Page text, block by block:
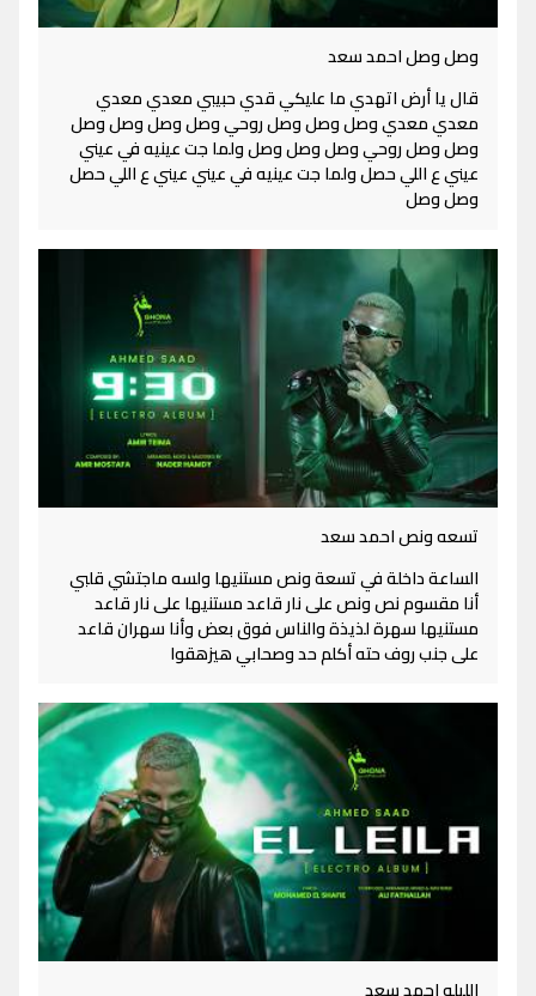
وصل وصل احمد سعد
قال يا أرض اتهدي ما عليكي قدي حبيبي معدي معدي
معدي معدي وصل وصل وصل روحي وصل وصل وصل وصل
وصل وصل روحي وصل وصل وصل ولما جت عينيه في عيني
عيني ع اللي حصل ولما جت عينيه في عيني عيني ع اللي حصل
وصل وصل
تسعه ونص احمد سعد
الساعة داخلة في تسعة ونص مستنيها ولسه ماجتشي قلبي
أنا مقسوم نص ونص على نار قاعد مستنيها على نار قاعد
مستنيها سهرة لذيذة والناس فوق بعض وأنا سهران قاعد
على جنب روف حته أكلم حد وصحابي هيزهقوا